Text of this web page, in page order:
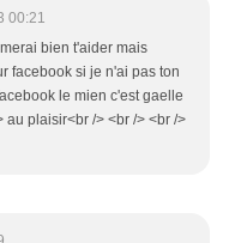
00:21
bien t'aider mais
facebook si je n'ai pas ton
le mien c'est gaelle
au plaisir<br /> <br /> <br />